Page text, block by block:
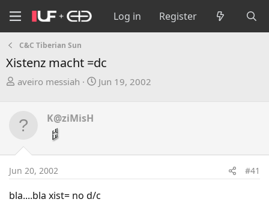
Log in Register
C&C Tiberian Sun
Xistenz macht =dc
T
e
d
t
r
aveiro messiah
S
Jun 19, 2002
K@ziMisH
Jun 20, 2002 #41
bla....bla xist= no d/c